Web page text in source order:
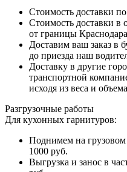
Стоимость доставки
Стоимость доставки в
от границы
Доставим ваш заказ в
до приезда наш
Доставку в другие
транспортной
исходя из веса и
Разгрузочные работы
Для кухонных гарнитуров:
Поднимем на грузовом
1000 руб.
Выгрузка и занос в